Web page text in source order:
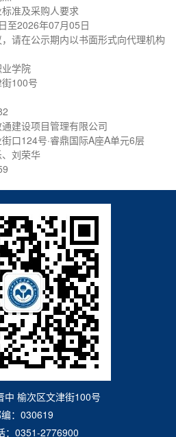
准及采购人要求
至2026年07月05日
请在公示期内以书面形式向代理机构
学院
100号
建设项目管理有限公司
口124号·睿鼎国际A座A单元6层
刘荣华
中 榆次区文津街100号
：030619
：0351-2776900